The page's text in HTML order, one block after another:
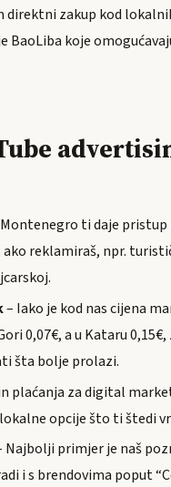
zakup kod
BaoLiba koje
Montenegro ti daje
reklamiraš, npr.
– Iako je kod nas cijena
0,07€, a u Kataru
šta bolje prolazi.
plaćanja za digital
opcije što ti štedi
Najbolji primjer je naš
i s brendovima poput